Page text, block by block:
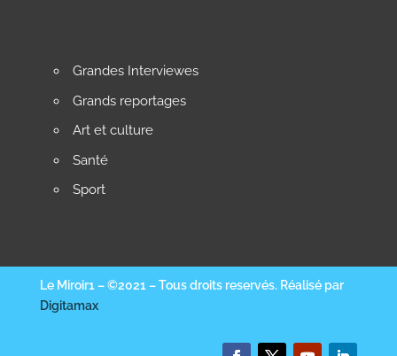
Grandes Interviewes
Grands reportages
Art et culture
Santé
Sport
Le Miroir1 – ©2021 – Tous droits reservés. Réalisé par
Digitamax